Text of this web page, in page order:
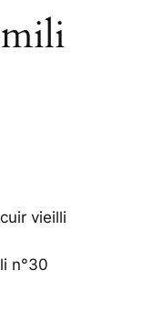
vieilli
n°30